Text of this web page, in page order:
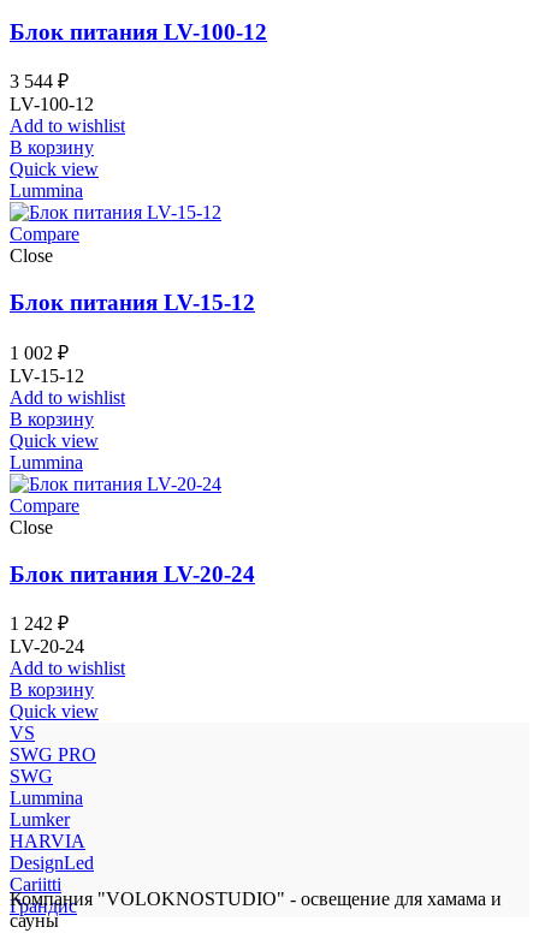
Блок питания LV-100-12
3 544 ₽
LV-100-12
Add to wishlist
В корзину
Quick view
Lummina
Compare
Close
Блок питания LV-15-12
1 002 ₽
LV-15-12
Add to wishlist
В корзину
Quick view
Lummina
Compare
Close
Блок питания LV-20-24
1 242 ₽
LV-20-24
Add to wishlist
В корзину
Quick view
VS
SWG PRO
SWG
Lummina
Lumker
HARVIA
DesignLed
Cariitti
Грандис
Компания "VOLOKNOSTUDIO" - освещение для хамама и
сауны